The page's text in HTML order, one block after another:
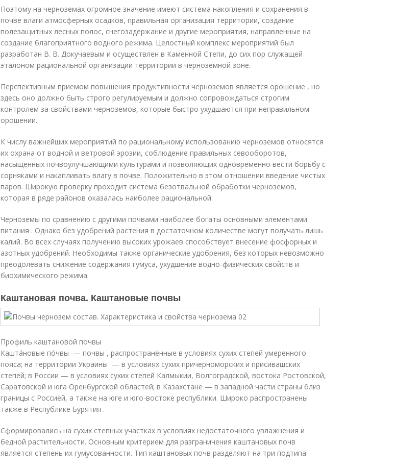
Поэтому на черноземах огромное значение имеют система накоп­ления и сохранения в
почве влаги атмосферных осадков, правиль­ная организация территории, создание
полезащитных лесных по­лос, снегозадержание и другие мероприятия, направленные на
создание благоприятного водного режима. Целостный комплекс мероприятий был
разработан В. В. Докучаевым и осуществлен в Каменной Степи, до сих пор служащей
эталоном рациональной организации территории в черноземной зоне.
Перспективным приемом повышения продуктивности чернозе­мов является орошение , но
здесь оно должно быть строго регули­руемым и должно сопровождаться строгим
контролем за свойства­ми черноземов, которые быстро ухудшаются при неправильном
орошении.
К числу важнейших мероприятий по рациональному использо­ванию черноземов относятся
их охрана от водной и ветровой эрозии, соблюдение правильных севооборотов,
насыщенных почвоулучшающими культурами и позволяющих одновременно вести борьбу с
сорняками и накапливать влагу в почве. Положительно в этом отношении введение чистых
паров. Широкую проверку проходит система безотвальной обработки черноземов,
которая в ряде районов оказалась наиболее рациональной.
Черноземы по сравнению с другими почвами наиболее богаты основными элементами
питания . Однако без удобрений растения в достаточном количестве могут получать лишь
калий. Во всех слу­чаях получению высоких урожаев способствует внесение фосфор­ных и
азотных удобрений. Необходимы также органические удоб­рения, без которых невозможно
преодолевать снижение содержа­ния гумуса, ухудшение водно-физических свойств и
биохимиче­ского режима.
Каштановая почва. Каштановые почвы
Профиль каштановой почвы
Кашта́новые по́чвы — почвы , распространённые в условиях сухих степей умеренного
пояса; на территории Украины — в условиях сухих причерноморских и присивашских
степей; в России — в условиях сухих степей Калмыкии, Волгоградской, востока Ростовской,
Саратовской и юга Оренбургской областей; в Казахстане — в западной части страны близ
границы с Россией, а также на юге и юго-востоке республики. Широко распространены
также в Республике Бурятия .
Сформировались на сухих степных участках в условиях недостаточного увлажнения и
бедной растительности. Основным критерием для разграничения каштановых почв
является степень их гумусованности. Тип каштановых почв разделяют на три подтипа: